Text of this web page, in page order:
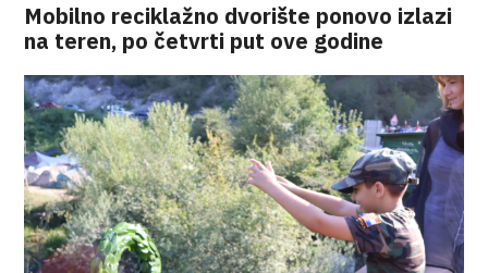
Mobilno reciklažno dvorište ponovo izlazi
na teren, po četvrti put ove godine